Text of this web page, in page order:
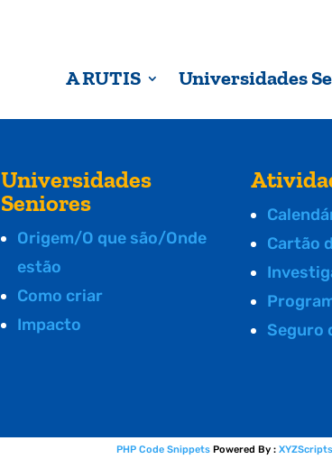
A RUTIS Universidades
Universidades
Seniores
Origem/O que são/Onde
estão
Como criar
Impacto
Cartão
Seguro
PHP Code Snippets Powered By :